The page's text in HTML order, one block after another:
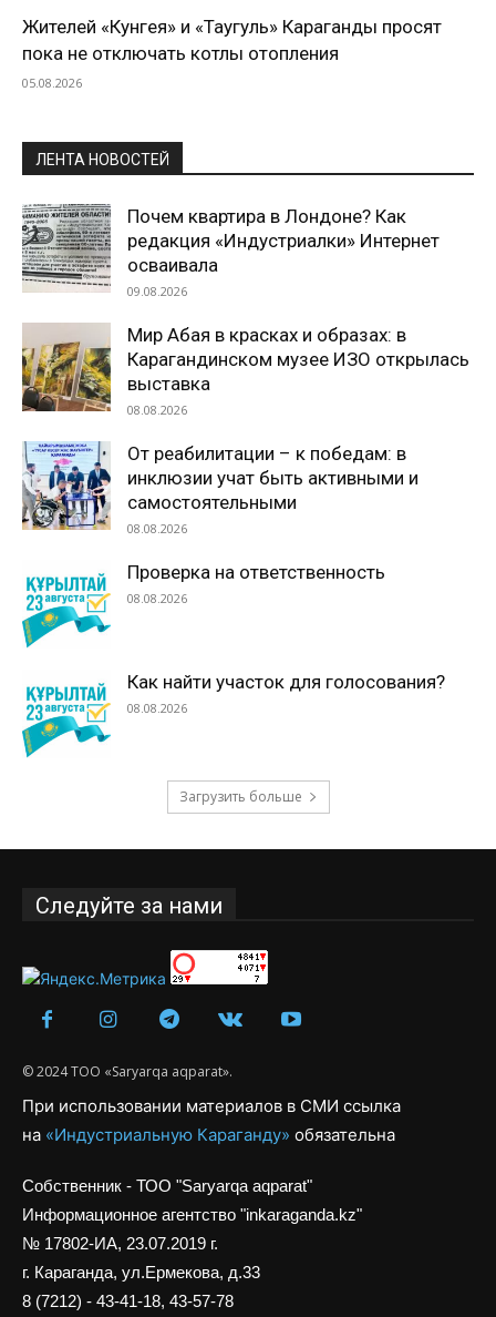
Жителей «Кунгея» и «Таугуль» Караганды просят
пока не отключать котлы отопления
05.08.2026
ЛЕНТА НОВОСТЕЙ
Почем квартира в Лондоне? Как
редакция «Индустриалки» Интернет
осваивала
09.08.2026
Мир Абая в красках и образах: в
Карагандинском музее ИЗО открылась
выставка
08.08.2026
От реабилитации – к победам: в
инклюзии учат быть активными и
самостоятельными
08.08.2026
Проверка на ответственность
08.08.2026
Как найти участок для голосования?
08.08.2026
Загрузить больше
Следуйте за нами
© 2024 ТОО «Saryarqa aqparat».
При использовании материалов в СМИ ссылка
на «Индустриальную Караганду» обязательна
Собственник - ТОО "Saryarqa aqparat"
Информационное агентство "inkaraganda.kz"
№ 17802-ИА, 23.07.2019 г.
г. Караганда, ул.Ермекова, д.33
8 (7212) - 43-41-18, 43-57-78